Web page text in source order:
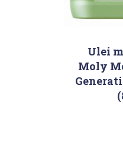
Ulei
Moly